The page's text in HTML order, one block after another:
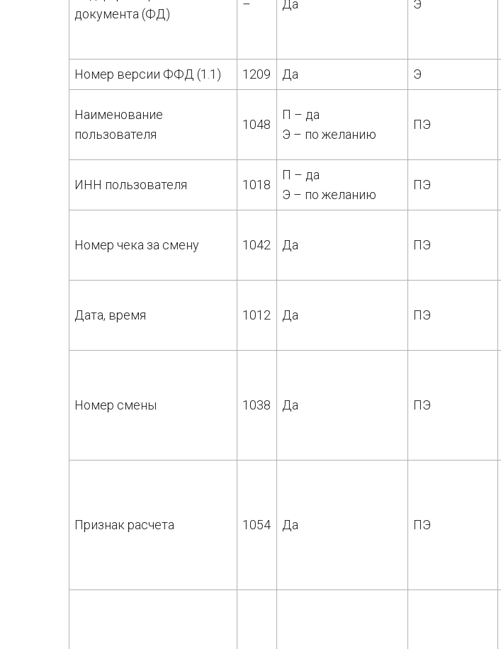
документа (ФД)
– Да Э
Номер версии ФФД (1.1) 1209 Да Э
Наименование
пользователя
1048
П – да
Э – по желанию
ПЭ
ИНН пользователя 1018
П – да
Э – по желанию
ПЭ
Номер чека за смену 1042 Да ПЭ
Дата, время 1012 Да ПЭ
Номер смены 1038 Да ПЭ
Признак расчета 1054 Да ПЭ